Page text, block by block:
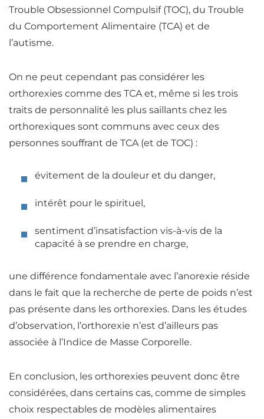
Trouble Obsessionnel Compulsif (TOC), du Trouble
du Comportement Alimentaire (TCA) et de
l’autisme.
On ne peut cependant pas considérer les
orthorexies comme des TCA et, même si les trois
traits de personnalité les plus saillants chez les
orthorexiques sont communs avec ceux des
personnes souffrant de TCA (et de TOC) :
évitement de la douleur et du danger,
intérêt pour le spirituel,
sentiment d’insatisfaction vis-à-vis de la
capacité à se prendre en charge,
une différence fondamentale avec l’anorexie réside
dans le fait que la recherche de perte de poids n’est
pas présente dans les orthorexies. Dans les études
d’observation, l’orthorexie n’est d’ailleurs pas
associée à l’Indice de Masse Corporelle.
En conclusion, les orthorexies peuvent donc être
considérées, dans certains cas, comme de simples
choix respectables de modèles alimentaires